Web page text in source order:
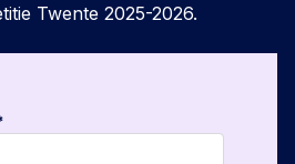
Twente 2025-2026.